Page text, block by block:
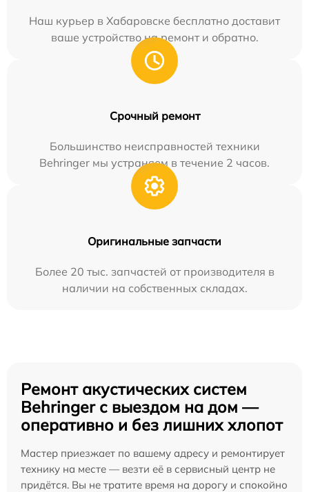
Наш курьер в Хабаровске бесплатно доставит
ваше устройство на ремонт и обратно.
Срочный ремонт
Большинство неисправностей техники
Behringer мы устраняем в течение 2 часов.
Оригинальные запчасти
Более 20 тыс. запчастей от производителя в
наличии на собственных складах.
Ремонт акустических систем
Behringer с выездом на дом —
оперативно и без лишних хлопот
Мастер приезжает по вашему адресу и ремонтирует
технику на месте — везти её в сервисный центр не
придётся. Вы не тратите время на дорогу и спокойно